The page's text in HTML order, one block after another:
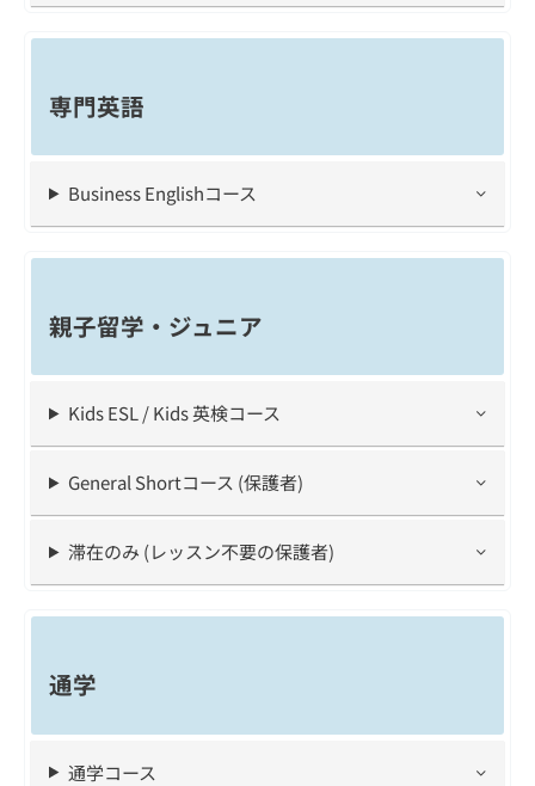
専門英語
Business Englishコース
親子留学・ジュニア
Kids ESL / Kids 英検コース
General Shortコース (保護者)
滞在のみ (レッスン不要の保護者)
通学
通学コース